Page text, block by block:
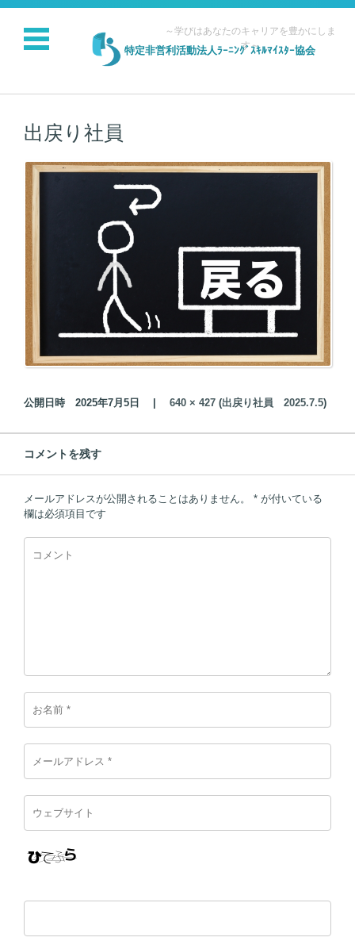
特定非営利活動法人ﾗｰﾆﾝｸﾞｽｷﾙﾏｲｽﾀｰ協会
～学びはあなたのキャリアを豊かにしま
す～
コンテンツに移動
出戻り社員
公開日時 2025年7月5日 640 × 427 (出戻り社員 2025.7.5)
コメントを残す
メールアドレスが公開されることはありません。 * が付いている
欄は必須項目です